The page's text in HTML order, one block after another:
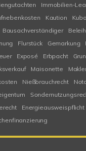
Immobilien-
Kaution
Bausachverständiger
Flurstück Gemarkung
Exposé Erbpacht
Maisonette
Nießbrauchrecht
Energieausweispflicht